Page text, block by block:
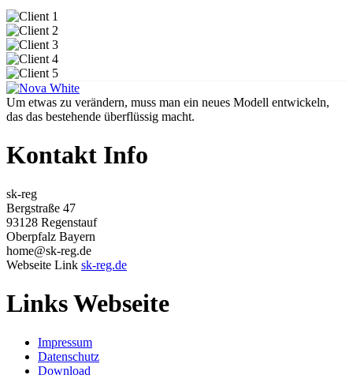
Um etwas zu verändern, muss man ein neues Modell entwickeln,
das das bestehende überflüssig macht.
Kontakt Info
sk-reg
Bergstraße 47
93128 Regenstauf
Oberpfalz Bayern
home@sk-reg.de
Webseite Link sk-reg.de
Links Webseite
Impressum
Datenschutz
Download